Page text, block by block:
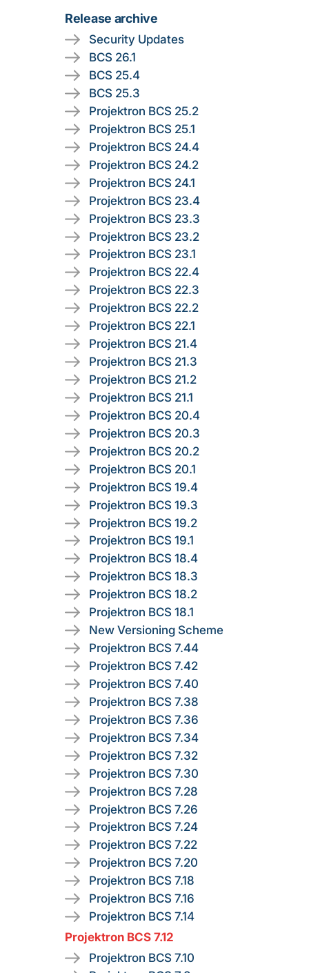
Release archive
Security Updates
BCS 26.1
BCS 25.4
BCS 25.3
Projektron BCS 25.2
Projektron BCS 25.1
Projektron BCS 24.4
Projektron BCS 24.2
Projektron BCS 24.1
Projektron BCS 23.4
Projektron BCS 23.3
Projektron BCS 23.2
Projektron BCS 23.1
Projektron BCS 22.4
Projektron BCS 22.3
Projektron BCS 22.2
Projektron BCS 22.1
Projektron BCS 21.4
Projektron BCS 21.3
Projektron BCS 21.2
Projektron BCS 21.1
Projektron BCS 20.4
Projektron BCS 20.3
Projektron BCS 20.2
Projektron BCS 20.1
Projektron BCS 19.4
Projektron BCS 19.3
Projektron BCS 19.2
Projektron BCS 19.1
Projektron BCS 18.4
Projektron BCS 18.3
Projektron BCS 18.2
Projektron BCS 18.1
New Versioning Scheme
Projektron BCS 7.44
Projektron BCS 7.42
Projektron BCS 7.40
Projektron BCS 7.38
Projektron BCS 7.36
Projektron BCS 7.34
Projektron BCS 7.32
Projektron BCS 7.30
Projektron BCS 7.28
Projektron BCS 7.26
Projektron BCS 7.24
Projektron BCS 7.22
Projektron BCS 7.20
Projektron BCS 7.18
Projektron BCS 7.16
Projektron BCS 7.14
Projektron BCS 7.12
Projektron BCS 7.10